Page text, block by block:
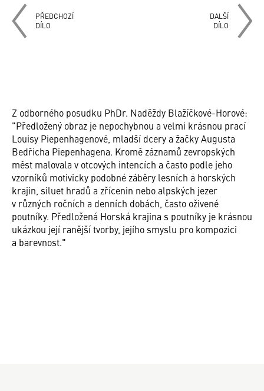
PŘEDCHOZÍ
DÍLO
DALŠÍ
DÍLO
Z odborného posudku PhDr. Naděždy Blažíčkové-Horové:
"Předložený obraz je nepochybnou a velmi krásnou prací
Louisy Piepenhagenové, mladší dcery a žačky Augusta
Bedřicha Piepenhagena. Kromě záznamů zevropských
měst malovala v otcových intencích a často podle jeho
vzorníků motivicky podobné záběry lesních a horských
krajin, siluet hradů a zřícenin nebo alpských jezer
v různých ročních a denních dobách, často oživené
poutníky. Předložená Horská krajina s poutníky je krásnou
ukázkou její ranější tvorby, jejího smyslu pro kompozici
a barevnost."